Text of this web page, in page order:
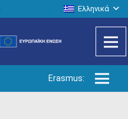
Ελληνικά
Erasmus: